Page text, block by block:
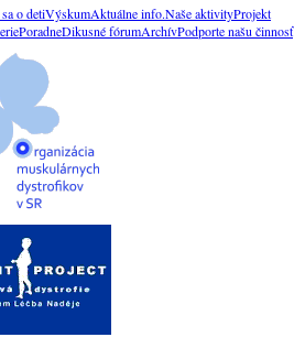
o detiVýskumAktuálne info.Naše aktivityProjekt
PoradneDikusné fórumArchívPodporte našu činnosť